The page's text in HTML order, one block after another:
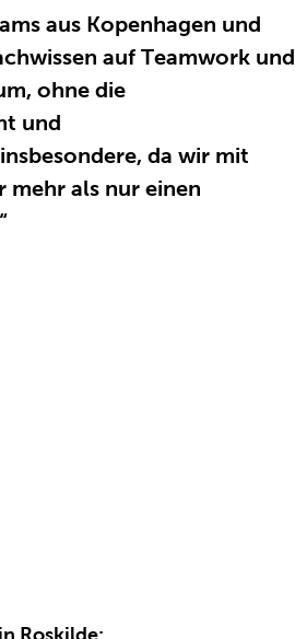
aus Kopenhagen und
auf Teamwork und
ohne die
und
da wir mit
mehr als nur einen